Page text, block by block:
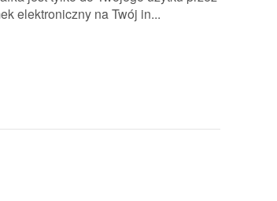
elektroniczny na Twój in...